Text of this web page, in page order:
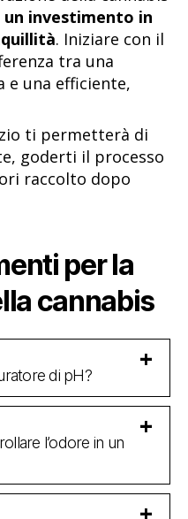
un investimento in
. Iniziare con il
tra una
e una efficiente,
ti permetterà di
goderti il processo
raccolto dopo
per la
cannabis
di pH?
l’odore in un